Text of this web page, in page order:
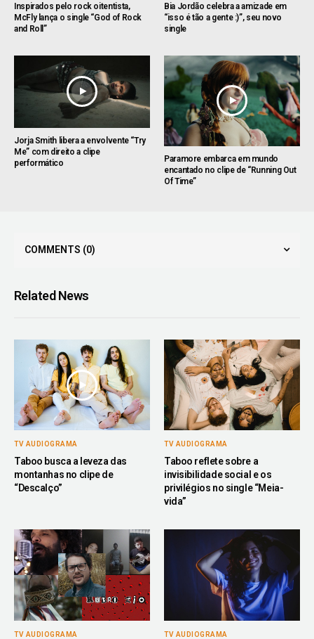
Inspirados pelo rock oitentista,
McFly lança o single “God of Rock
and Roll”
Bia Jordão celebra a amizade em
“isso é tão a gente :)”, seu novo
single
Jorja Smith libera a envolvente “Try
Me” com direito a clipe
performático
Paramore embarca em mundo
encantado no clipe de “Running Out
Of Time”
COMMENTS (0)
Related News
TV AUDIOGRAMA
Taboo busca a leveza das
montanhas no clipe de
“Descalço”
TV AUDIOGRAMA
Taboo reflete sobre a
invisibilidade social e os
privilégios no single “Meia-
vida”
TV AUDIOGRAMA TV AUDIOGRAMA